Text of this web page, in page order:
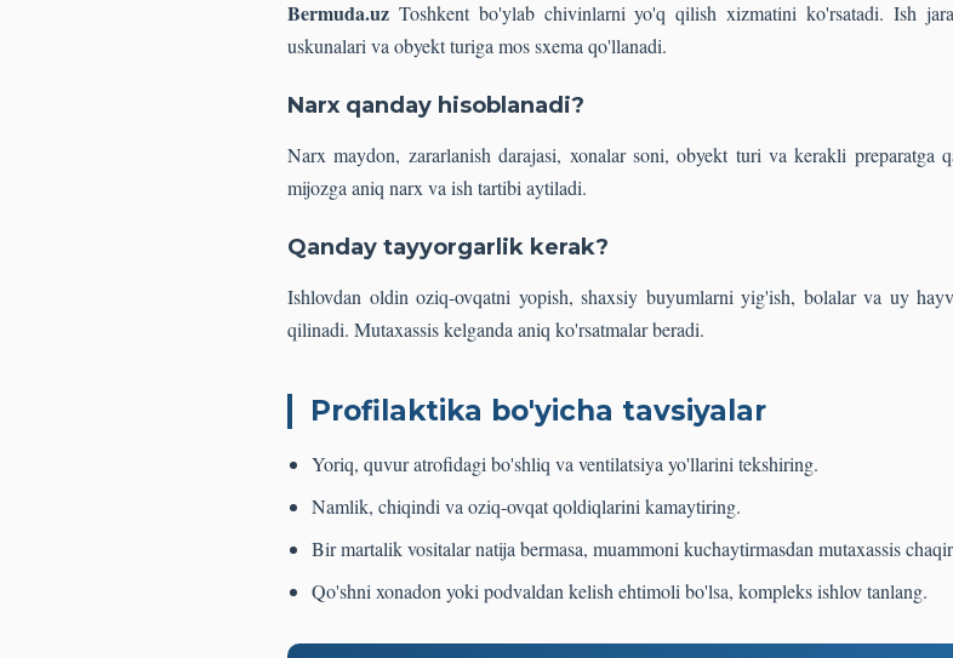
Bermuda.uz Toshkent bo'ylab chivinlarni yo'q qilish xizmatini ko'rsatadi. Ish
uskunalari va obyekt turiga mos sxema qo'llanadi.
Narx qanday hisoblanadi?
Narx maydon, zararlanish darajasi, xonalar soni, obyekt turi va kerakli preparatga
mijozga aniq narx va ish tartibi aytiladi.
Qanday tayyorgarlik kerak?
Ishlovdan oldin oziq-ovqatni yopish, shaxsiy buyumlarni yig'ish, bolalar va uy
qilinadi. Mutaxassis kelganda aniq ko'rsatmalar beradi.
Profilaktika bo'yicha tavsiyalar
Yoriq, quvur atrofidagi bo'shliq va ventilatsiya yo'llarini tekshiring.
Namlik, chiqindi va oziq-ovqat qoldiqlarini kamaytiring.
Bir martalik vositalar natija bermasa, muammoni kuchaytirmasdan mutaxassis
Qo'shni xonadon yoki podvaldan kelish ehtimoli bo'lsa, kompleks ishlov tanlang.